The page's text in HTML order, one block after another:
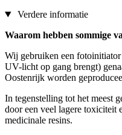
Verdere informatie
Waarom hebben sommige
Wij gebruiken een
UV-licht op gang brengt)
Oostenrijk worden
In tegenstelling tot het meest
door een veel lagere toxiciteit
medicinale resins.